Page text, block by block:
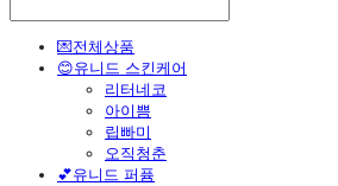
💌전체상품
😊유니드 스킨케어
리터네코
아이쁨
립빠미
오직청춘
💕유니드 퍼퓸